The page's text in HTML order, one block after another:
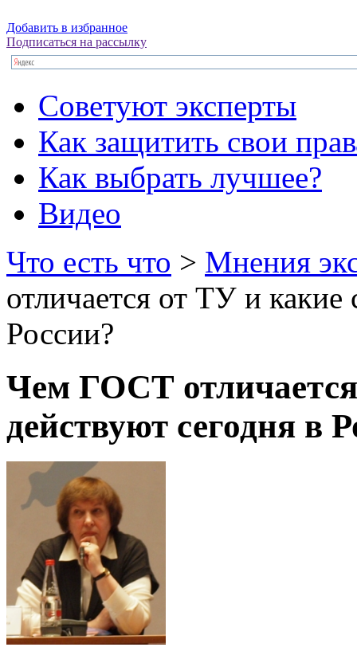
Добавить в избранное
Подписаться на рассылку
Советуют эксперты
Как защитить свои
Как выбрать лучшее?
Видео
Что есть что > Мнения
отличается от ТУ и какие
России?
Чем ГОСТ
действуют сегодня в